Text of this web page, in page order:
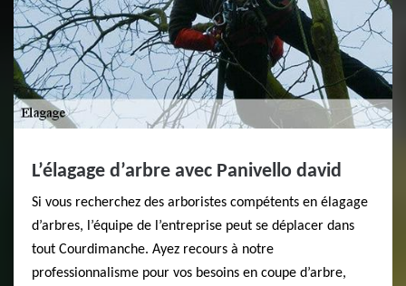
L’élagage d’arbre avec Panivello david
Si vous recherchez des arboristes compétents en élagage
d’arbres, l’équipe de l’entreprise peut se déplacer dans
tout Courdimanche. Ayez recours à notre
professionnalisme pour vos besoins en coupe d’arbre,